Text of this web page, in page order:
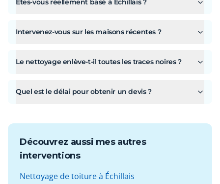
Êtes-vous réellement basé à Échillais ?
Intervenez-vous sur les maisons récentes ?
Le nettoyage enlève-t-il toutes les traces noires ?
Quel est le délai pour obtenir un devis ?
Découvrez aussi mes autres
interventions
Nettoyage de toiture à Échillais